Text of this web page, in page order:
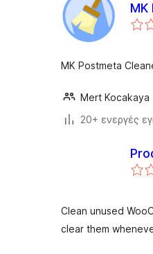
MK Postmeta
Mert Kocakaya
20+ ενεργές
Clean unused
clear them